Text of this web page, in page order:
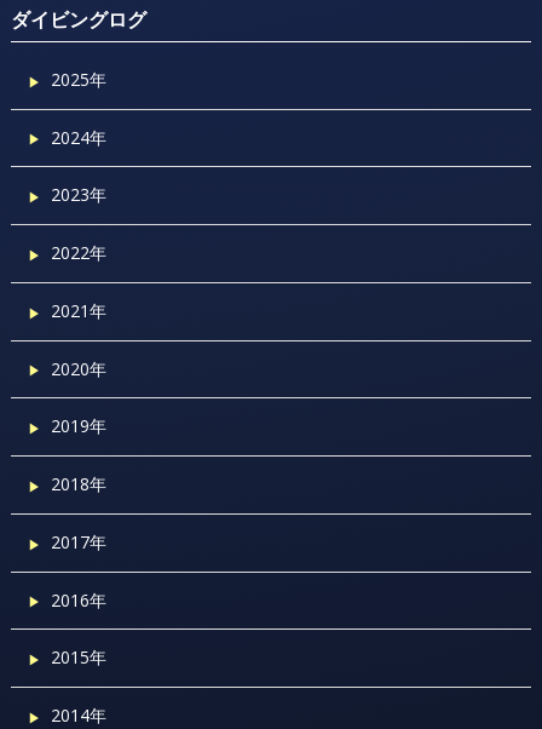
ダイビングログ
2025年
2024年
2023年
2022年
2021年
2020年
2019年
2018年
2017年
2016年
2015年
2014年